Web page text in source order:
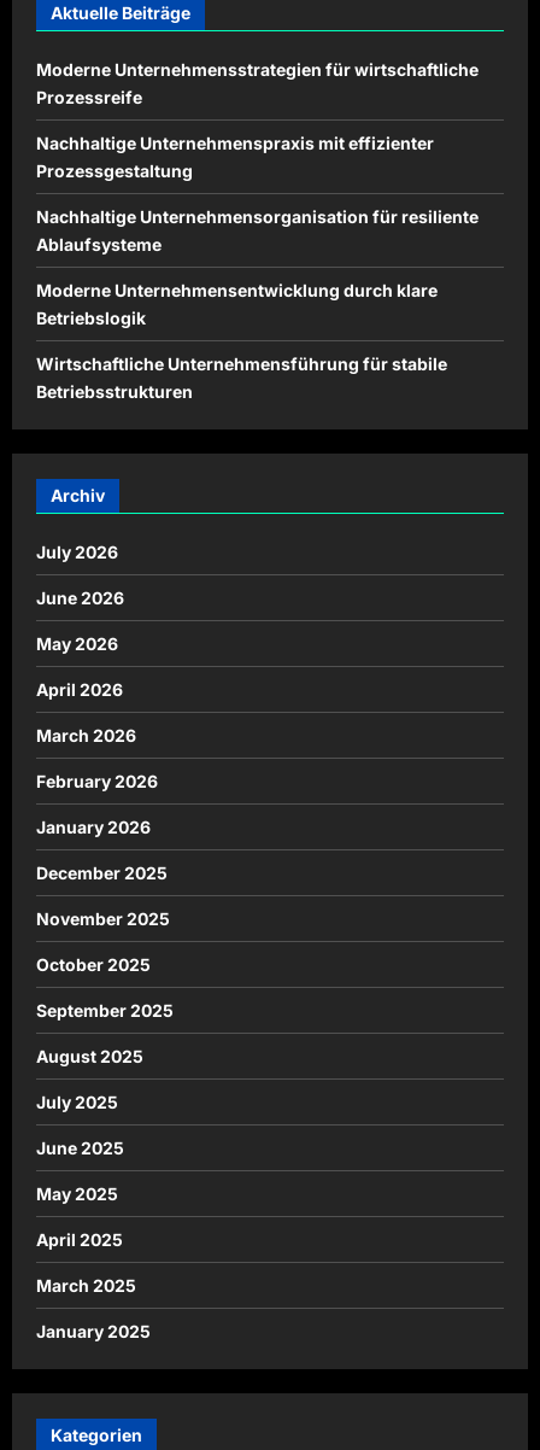
Aktuelle Beiträge
Moderne Unternehmensstrategien für wirtschaftliche
Prozessreife
Nachhaltige Unternehmenspraxis mit effizienter
Prozessgestaltung
Nachhaltige Unternehmensorganisation für resiliente
Ablaufsysteme
Moderne Unternehmensentwicklung durch klare
Betriebslogik
Wirtschaftliche Unternehmensführung für stabile
Betriebsstrukturen
Archiv
July 2026
June 2026
May 2026
April 2026
March 2026
February 2026
January 2026
December 2025
November 2025
October 2025
September 2025
August 2025
July 2025
June 2025
May 2025
April 2025
March 2025
January 2025
Kategorien